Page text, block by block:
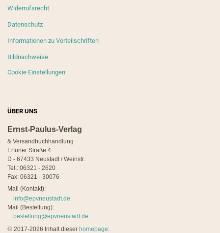
Widerrufsrecht
Datenschutz
Informationen zu Verteilschriften
Bildnachweise
Cookie Einstellungen
ÜBER UNS
Ernst-Paulus-Verlag
& Versandbuchhandlung
Erfurter Straße 4
D - 67433 Neustadt / Weinstr.
Tel.: 06321 - 2620
Fax: 06321 - 30076
Mail (Kontakt):
info@epvneustadt.de
Mail (Bestellung):
bestellung@epvneustadt.de
© 2017-2026 Inhalt dieser homepage: